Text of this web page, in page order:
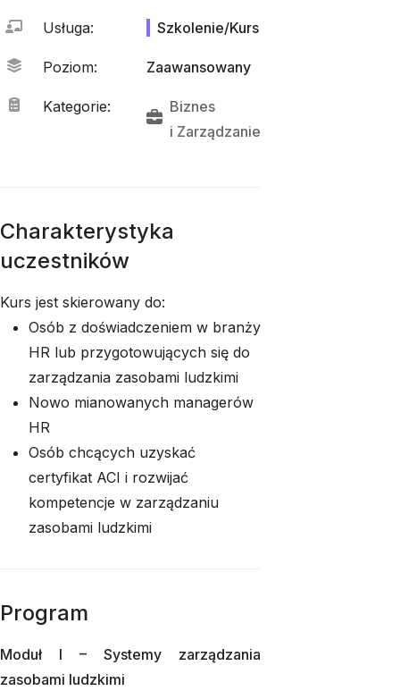
Usługa: Szkolenie/Kurs
Poziom: Zaawansowany
Kategorie:
Biznes
i Zarządzanie
Charakterystyka
uczestników
Kurs jest skierowany do:
Osób z doświadczeniem w branży
HR lub przygotowujących się do
zarządzania zasobami ludzkimi
Nowo mianowanych managerów
HR
Osób chcących uzyskać
certyfikat ACI i rozwijać
kompetencje w zarządzaniu
zasobami ludzkimi
Program
Moduł I – Systemy zarządzania
zasobami ludzkimi